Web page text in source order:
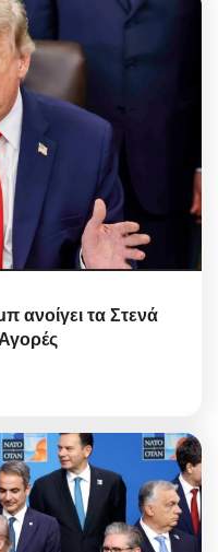
ανοίγει τα Στενά